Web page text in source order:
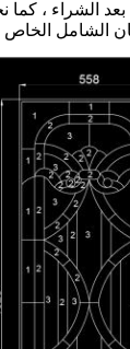
الشامل الخاص